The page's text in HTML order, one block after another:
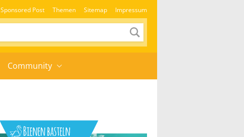
Sponsored Post Themen Sitemap Impressum
Community